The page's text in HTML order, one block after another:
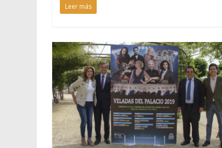
Leer más